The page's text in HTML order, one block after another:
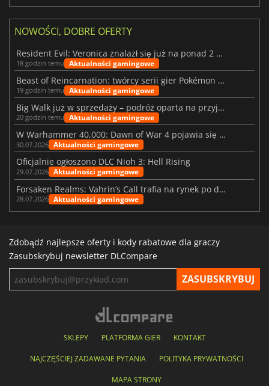
NOWOŚCI, DOBRE OFERTY
Resident Evil: Veronica znalazł się już na ponad 2 milionach list życzeń
18 godzin temu Aktualności gamingowe
Beast of Reincarnation: twórcy serii gier Pokémon wkraczają na nową ścieżkę
19 godzin temu Aktualności gamingowe
Big Walk już w sprzedaży – podróż oparta na przyjaźni
20 godzin temu Aktualności gamingowe
W Warhammer 40,000: Dawn of War 4 pojawia się frakcja Nekronów
30.07.2026 Aktualności gamingowe
Oficjalnie ogłoszono DLC Nioh 3: Hell Rising
29.07.2026 Aktualności gamingowe
Forsaken Realms: Vahrin’s Call trafia na rynek po dziesięciu latach prac
28.07.2026 Aktualności gamingowe
Zdobądź najlepsze oferty i kody rabatowe dla graczy
Zasubskrybuj newsletter DLCompare
SKLEPY PLATFORMA GIER KONTAKT
NAJCZĘŚCIEJ ZADAWANE PYTANIA POLITYKA PRYWATNOŚCI
MAPA STRONY